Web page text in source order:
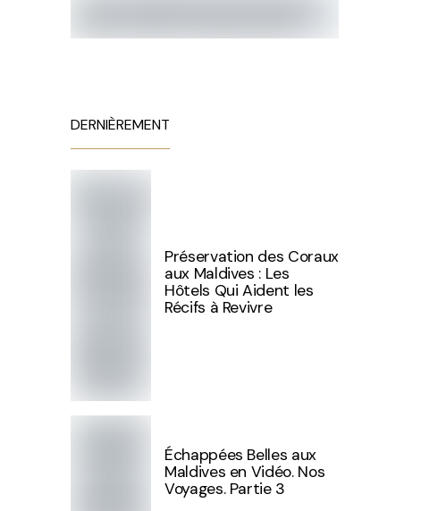
DERNIÈREMENT
Préservation des Coraux
aux Maldives : Les
Hôtels Qui Aident les
Récifs à Revivre
Échappées Belles aux
Maldives en Vidéo. Nos
Voyages. Partie 3